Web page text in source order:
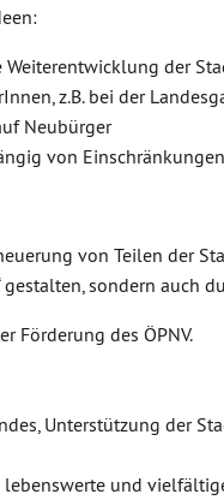
der
z.B. bei der
Neubürger
von
von Teilen der
sondern auch
Förderung des ÖPNV.
Unterstützung der
lebenswerte und